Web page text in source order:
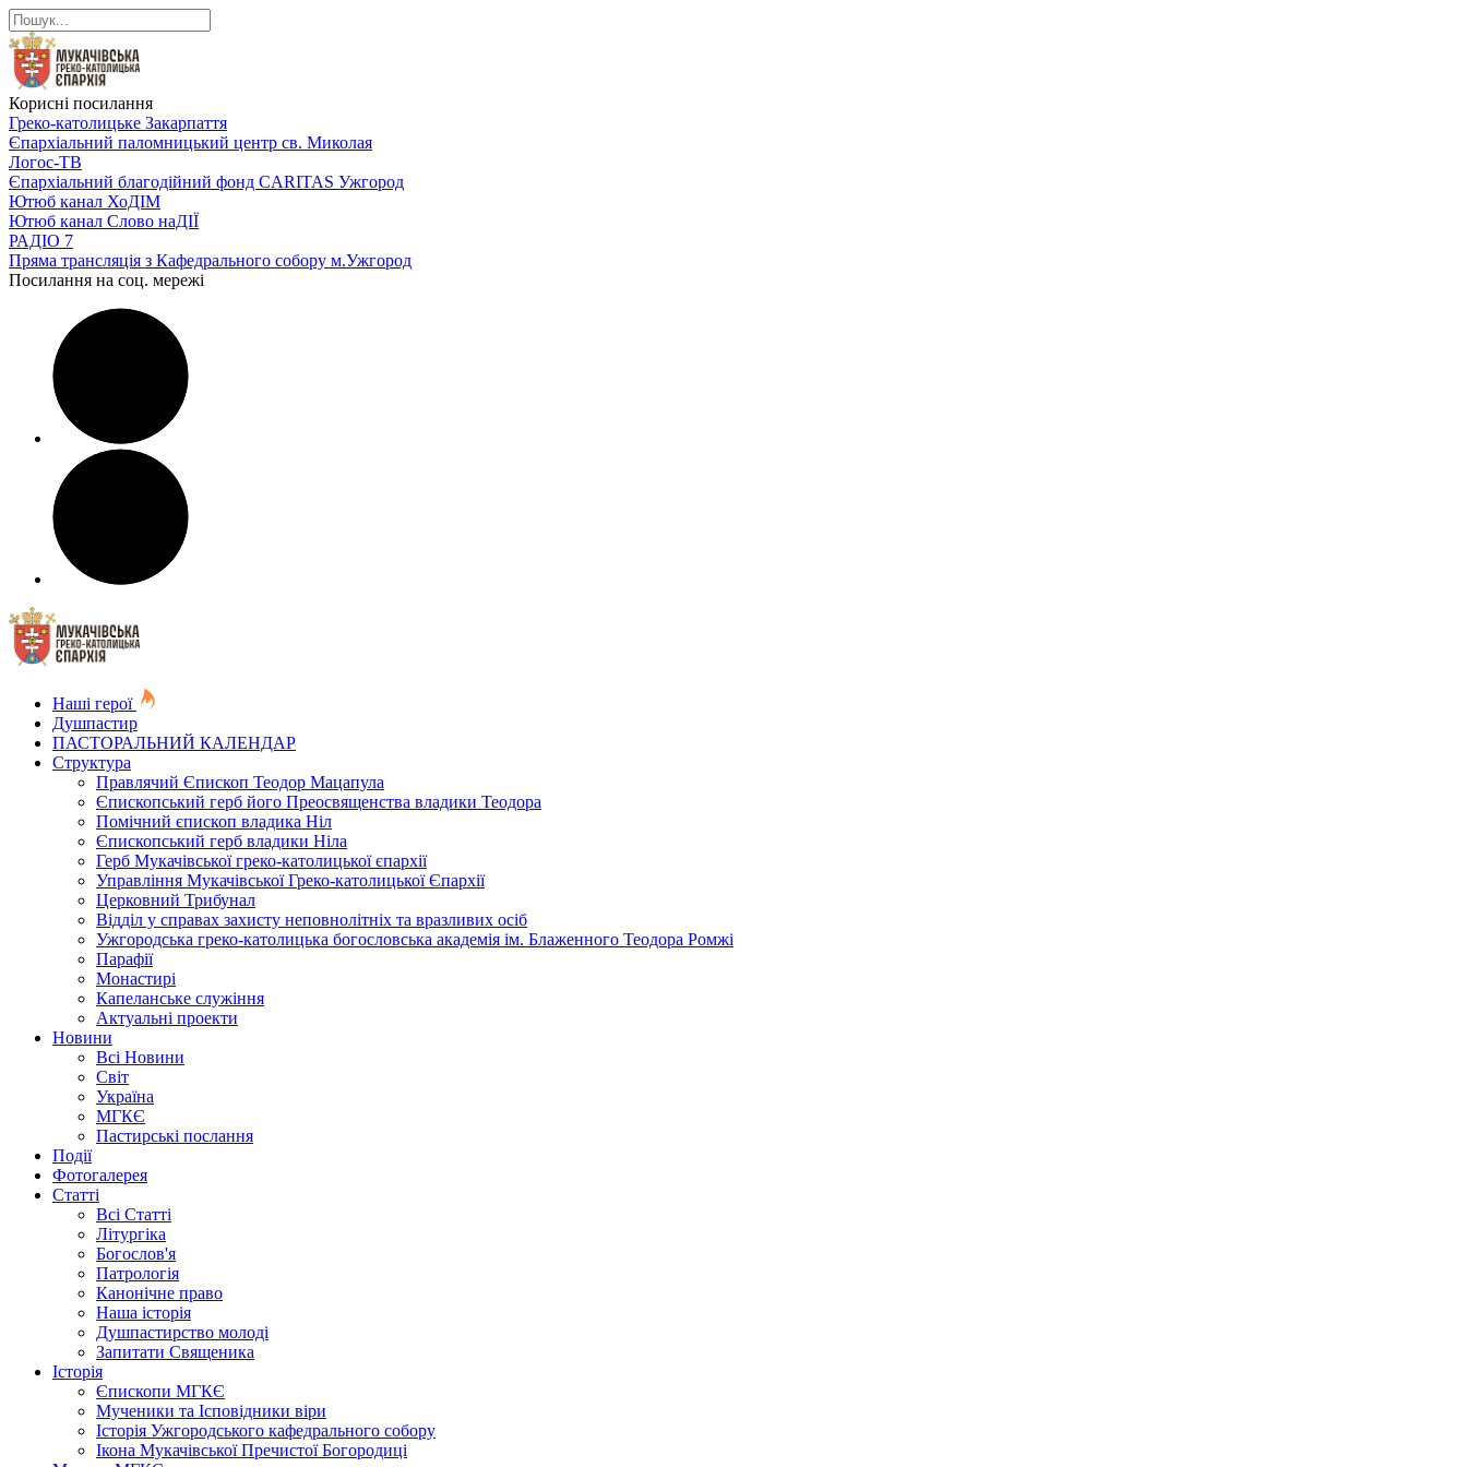
Корисні посилання
Греко-католицьке Закарпаття
Єпархіальний паломницький центр св. Миколая
Логос-ТВ
Єпархіальний благодійний фонд CARITAS Ужгород
Ютюб канал ХоДІМ
Ютюб канал Слово наДІЇ
РАДІО 7
Пряма трансляція з Кафедрального собору м.Ужгород
Посилання на соц. мережі
Наші герої
Душпастир
ПАСТОРАЛЬНИЙ КАЛЕНДАР
Структура
Правлячий Єпископ Теодор Мацапула
Єпископський герб його Преосвященства владики Теодора
Помічний єпископ владика Ніл
Єпископський герб владики Ніла
Герб Мукачівської греко-католицької єпархії
Управління Мукачівської Греко-католицької Єпархії
Церковний Трибунал
Відділ у справах захисту неповнолітніх та вразливих осіб
Ужгородська греко-католицька богословська академія ім. Блаженного Теодора Ромжі
Парафії
Монастирі
Капеланське служіння
Актуальні проекти
Новини
Всі Новини
Світ
Україна
МГКЄ
Пастирські послання
Події
Фотогалерея
Статті
Всі Статті
Літургіка
Богослов'я
Патрологія
Канонічне право
Наша історія
Душпастирство молоді
Запитати Священика
Історія
Єпископи МГКЄ
Мученики та Ісповідники віри
Історія Ужгородського кафедрального собору
Ікона Мукачівської Пречистої Богородиці